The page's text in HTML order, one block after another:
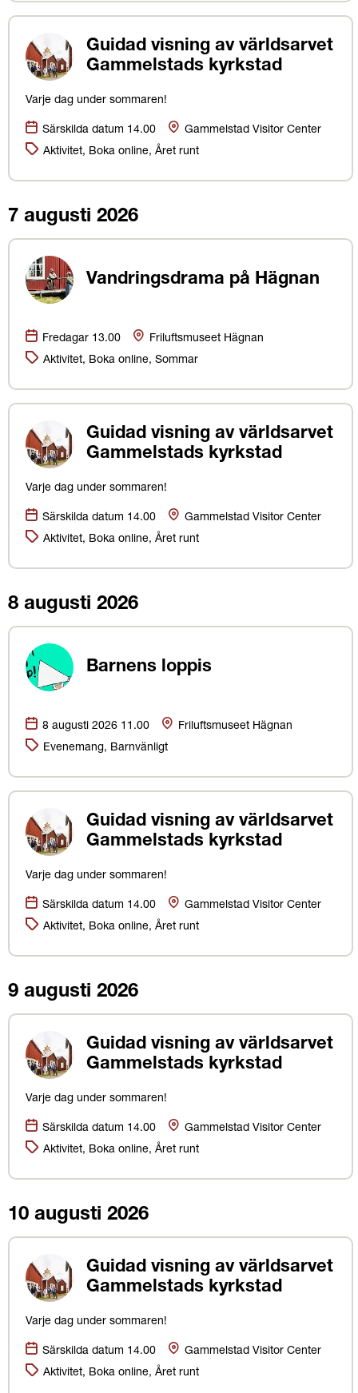
Guidad visning av världsarvet
Gammelstads kyrkstad
Varje dag under sommaren!
Datum:
Särskilda datum 14.00 Plats
Gammelstad Visitor Center
Kategorier:
Aktivitet, Boka online, Året runt
7 augusti 2026
Vandringsdrama på Hägnan
Datum:
Fredagar 13.00 Plats
Friluftsmuseet Hägnan
Kategorier:
Aktivitet, Boka online, Sommar
Guidad visning av världsarvet
Gammelstads kyrkstad
Varje dag under sommaren!
Datum:
Särskilda datum 14.00 Plats
Gammelstad Visitor Center
Kategorier:
Aktivitet, Boka online, Året runt
8 augusti 2026
Barnens loppis
Datum:
8 augusti 2026 11.00 Plats
Friluftsmuseet Hägnan
Kategorier:
Evenemang, Barnvänligt
Guidad visning av världsarvet
Gammelstads kyrkstad
Varje dag under sommaren!
Datum:
Särskilda datum 14.00 Plats
Gammelstad Visitor Center
Kategorier:
Aktivitet, Boka online, Året runt
9 augusti 2026
Guidad visning av världsarvet
Gammelstads kyrkstad
Varje dag under sommaren!
Datum:
Särskilda datum 14.00 Plats
Gammelstad Visitor Center
Kategorier:
Aktivitet, Boka online, Året runt
10 augusti 2026
Guidad visning av världsarvet
Gammelstads kyrkstad
Varje dag under sommaren!
Datum:
Särskilda datum 14.00 Plats
Gammelstad Visitor Center
Kategorier:
Aktivitet, Boka online, Året runt